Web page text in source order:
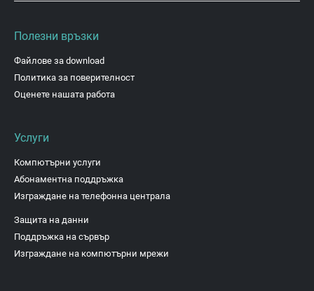
Полезни връзки
Файлове за download
Политика за поверителност
Оценете нашата работа
Услуги
Компютърни услуги
Абонаментна поддръжка
Изграждане на телефонна централа
Защита на данни
Поддръжка на сървър
Изграждане на компютърни мрежи